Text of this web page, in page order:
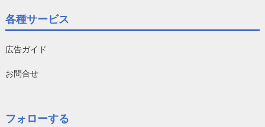
各種サービス
広告ガイド
お問合せ
フォローする